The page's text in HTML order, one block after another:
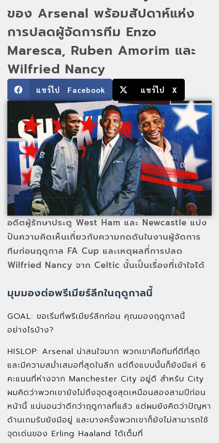
ของ Arsenal พร้อมสัปดาห์แห่ง
การปลดผู้จัดการทีม Enzo
Maresca, Ruben Amorim และ
Wilfried Nancy
แชร์ไป Facebook แชร์ไป X
อดีตผู้รักษาประตู West Ham และ Newcastle แบ่ง
ปันความคิดเห็นเกี่ยวกับความกดดันในงานผู้จัดการ
ทีมก่อนฤดูกาล FA Cup และเหตุผลที่การปลด
Wilfried Nancy จาก Celtic นั้นเป็นเรื่องที่เข้าใจได้
มุมมองต่อพรีเมียร์ลีกในฤดูกาลนี้
GOAL: ขอเริ่มที่พรีเมียร์ลีกก่อน คุณมองฤดูกาลนี้
อย่างไรบ้าง?
HISLOP: Arsenal น่าสนใจมาก พวกเขาคือทีมที่ดีที่สุด
และมีความสม่ำเสมอที่สุดในลีก แต่ถึงแบบนั้นก็ยังมีแค่ 6
คะแนนที่ห่างจาก Manchester City อยู่ดี สำหรับ City
ผมคิดว่าพวกเขายังไม่ถึงจุดสูงสุดเหมือนสองสามปีก่อน
หน้านี้ แน่นอนว่าดีกว่าฤดูกาลที่แล้ว แต่ผมยังคิดว่าปัญหา
ด้านเกมรับยังมีอยู่ และบางครั้งพวกเขาก็ยังไม่สามารถใช้
จุดเด่นของ Erling Haaland ได้เต็มที่